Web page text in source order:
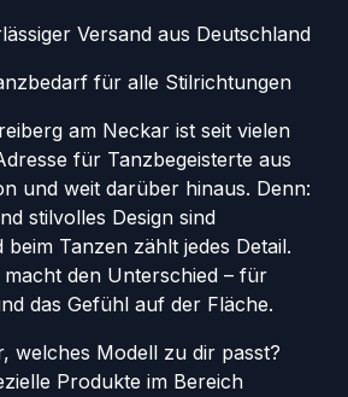
Versand aus Deutschland
für alle Stilrichtungen
am Neckar ist seit vielen
für Tanzbegeisterte aus
und weit darüber hinaus. Denn:
stilvolles Design sind
beim Tanzen zählt jedes Detail.
den Unterschied – für
das Gefühl auf der Fläche.
welches Modell zu dir passt?
Produkte im Bereich